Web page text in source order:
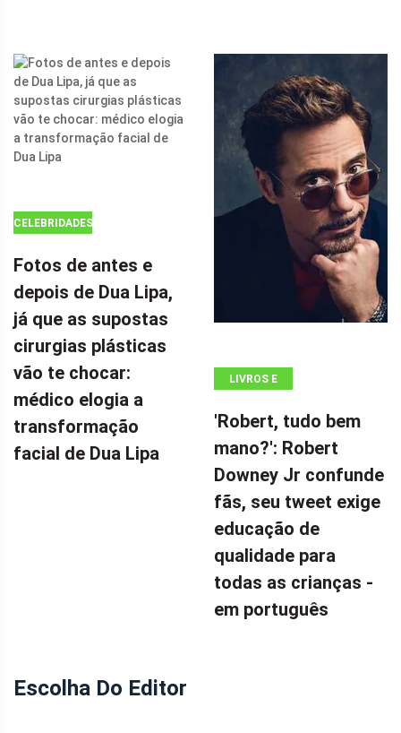
DA DC EM 'THE
FLASH' COM
SEU FILME DE
AÇÃO DE $ 100
MILHÕES POR
CELEBRIDADES
Fotos de antes e
depois de Dua Lipa,
já que as supostas
cirurgias plásticas
vão te chocar:
médico elogia a
transformação
facial de Dua Lipa
LIVROS E
'Robert, tudo bem
mano?': Robert
Downey Jr confunde
fãs, seu tweet exige
educação de
qualidade para
todas as crianças -
em português
Escolha Do Editor